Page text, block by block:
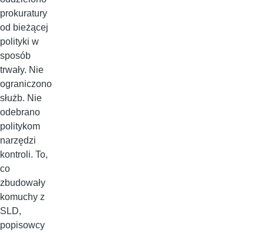
prokuratury
od bieżącej
polityki w
sposób
trwały. Nie
ograniczono
służb. Nie
odebrano
politykom
narzędzi
kontroli. To,
co
zbudowały
komuchy z
SLD,
popisowcy